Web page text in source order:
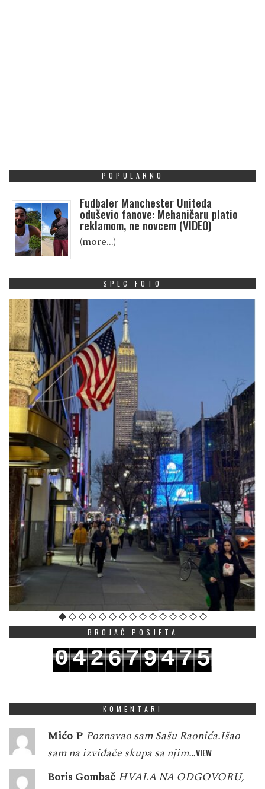
POPULARNO
Fudbaler Manchester Uniteda
oduševio fanove: Mehaničaru platio
reklamom, ne novcem (VIDEO)
(more…)
SPEC FOTO
BROJAČ POSJETA
042679475
KOMENTARI
Mićo P Poznavao sam Sašu Raonića.Išao
sam na izviđače skupa sa njim…VIEW
Boris Gombač HVALA NA ODGOVORU,